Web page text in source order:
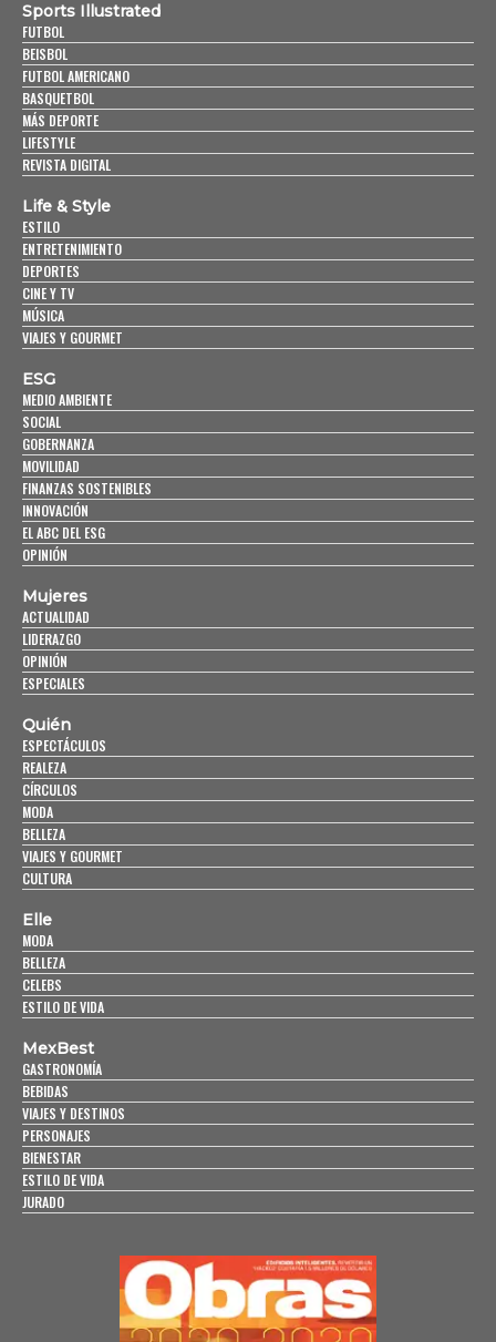
Sports Illustrated
FUTBOL
BEISBOL
FUTBOL AMERICANO
BASQUETBOL
MÁS DEPORTE
LIFESTYLE
REVISTA DIGITAL
Life & Style
ESTILO
ENTRETENIMIENTO
DEPORTES
CINE Y TV
MÚSICA
VIAJES Y GOURMET
ESG
MEDIO AMBIENTE
SOCIAL
GOBERNANZA
MOVILIDAD
FINANZAS SOSTENIBLES
INNOVACIÓN
EL ABC DEL ESG
OPINIÓN
Mujeres
ACTUALIDAD
LIDERAZGO
OPINIÓN
ESPECIALES
Quién
ESPECTÁCULOS
REALEZA
CÍRCULOS
MODA
BELLEZA
VIAJES Y GOURMET
CULTURA
Elle
MODA
BELLEZA
CELEBS
ESTILO DE VIDA
MexBest
GASTRONOMÍA
BEBIDAS
VIAJES Y DESTINOS
PERSONAJES
BIENESTAR
ESTILO DE VIDA
JURADO